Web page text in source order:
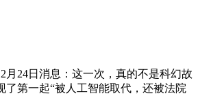
月24日消息：这一次，真的不是科幻故
了第一起“被人工智能取代，还被法院